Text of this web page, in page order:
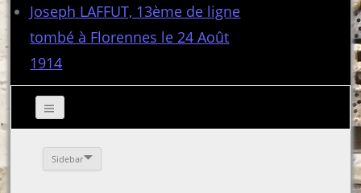
Joseph LAFFUT, 13ème de ligne
tombé à Florennes le 24 Août
1914
Sidebar